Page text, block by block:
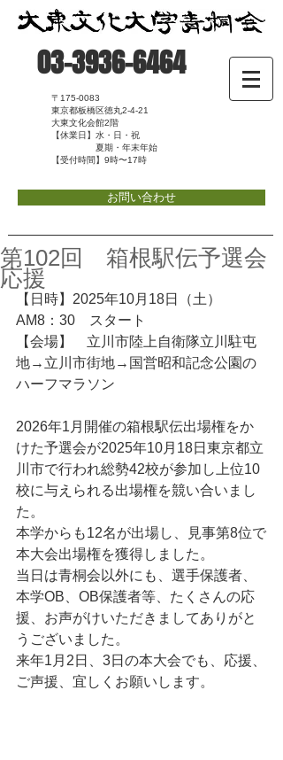
03-3936-6464
〒175-0083
東京都板橋区徳丸2-4-21
大東文化会館2階
【休業日】水・日・祝
夏期・年末年始
【受付時間】9時〜17時
お問い合わせ
第102回 箱根駅伝予選会
応援
【日時】2025年10月18日（土）
AM8：30　スタート
【会場】　立川市陸上自衛隊立川駐屯
地→立川市街地→国営昭和記念公園の
ハーフマラソン
2026年1月開催の箱根駅伝出場権をか
けた予選会が2025年10月18日東京都立
川市で行われ総勢42校が参加し上位10
校に与えられる出場権を競い合いまし
た。
本学からも12名が出場し、見事第8位で
本大会出場権を獲得しました。
当日は青桐会以外にも、選手保護者、
本学OB、OB保護者等、たくさんの応
援、お声がけいただきましてありがと
うございました。
来年1月2日、3日の本大会でも、応援、
ご声援、宜しくお願いします。